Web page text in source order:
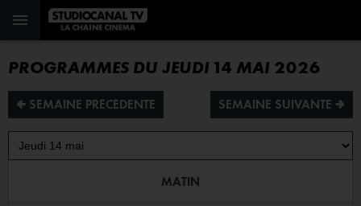
PROGRAMMES DU JEUDI 14 MAI 2026
¡ SEMAINE PRÉCÉDENTE SEMAINE SUIVANTE ª
MATIN